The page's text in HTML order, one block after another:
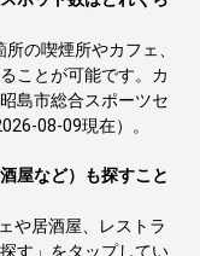
の喫煙所やカフェ、
ことが可能です。カ
島市総合スポーツセ
08-09現在）。
屋など）も探すこと
や居酒屋、レストラ
す」をタップしてい